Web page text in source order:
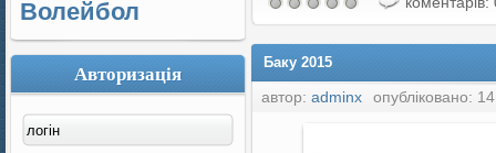
Волейбол
Авторизація Баку 2015
автор: adminx опубліковано: